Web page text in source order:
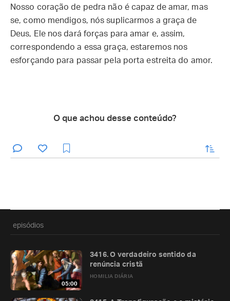
Nosso coração de pedra não é capaz de amar, mas
se, como mendigos, nós suplicarmos a graça de
Deus, Ele nos dará forças para amar e, assim,
correspondendo a essa graça, estaremos nos
esforçando para passar pela porta estreita do amor.
O que achou desse conteúdo?
enviar
episódios
05:00
HOMILIA DIÁRIA
3416. O verdadeiro sentido da
renúncia cristã